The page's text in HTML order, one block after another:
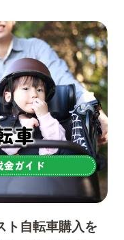
ド
ト自転車購入を